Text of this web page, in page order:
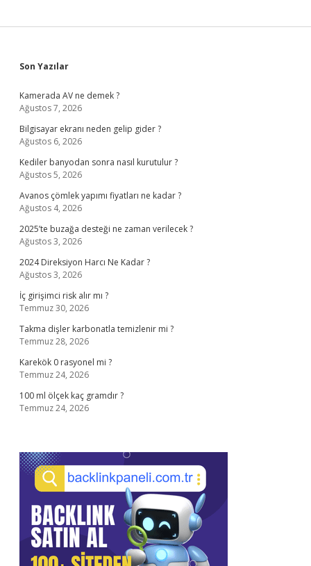
Sidebar
Son Yazılar
Kamerada AV ne demek ?
Ağustos 7, 2026
Bilgisayar ekranı neden gelip gider ?
Ağustos 6, 2026
Kediler banyodan sonra nasıl kurutulur ?
Ağustos 5, 2026
Avanos çömlek yapımı fiyatları ne kadar ?
Ağustos 4, 2026
2025’te buzağa desteği ne zaman verilecek ?
Ağustos 3, 2026
2024 Direksiyon Harcı Ne Kadar ?
Ağustos 3, 2026
İç girişimci risk alır mı ?
Temmuz 30, 2026
Takma dişler karbonatla temizlenir mi ?
Temmuz 28, 2026
Karekök 0 rasyonel mi ?
Temmuz 24, 2026
100 ml ölçek kaç gramdır ?
Temmuz 24, 2026